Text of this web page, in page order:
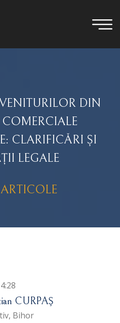
DIN
CLARIFICĂRI ȘI
LEGALE
CURPAŞ
Bihor